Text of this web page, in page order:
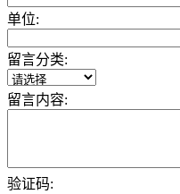
单位:
留言分类:
留言内容:
验证码: